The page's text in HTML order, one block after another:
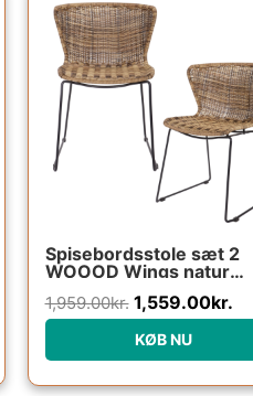
Spisebordsstole sæt 2
WOOOD Wings natur
pulverlakeret stål
1,959.00kr.
oprindelige
pris
var:
1,959.00kr..
1,559.00kr.
er:
KØB NU